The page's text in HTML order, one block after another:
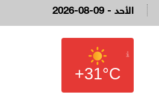
2026-08-09 - الأحد
القاضي السابق
لؤي عبيدات :لا
تدعوني لمناسبة
يحضرها نائب وقع
+31°C